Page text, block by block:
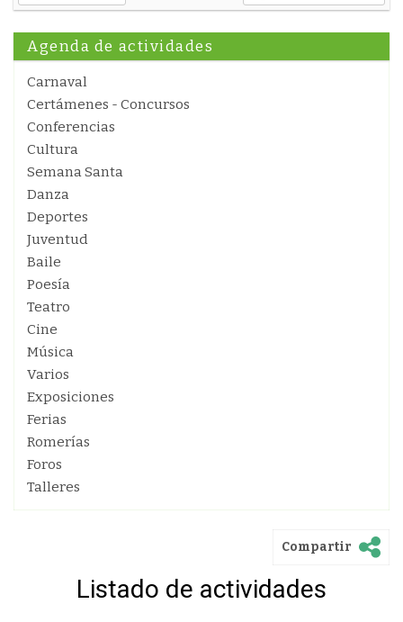
Agenda de actividades
Carnaval
Certámenes - Concursos
Conferencias
Cultura
Semana Santa
Danza
Deportes
Juventud
Baile
Poesía
Teatro
Cine
Música
Varios
Exposiciones
Ferias
Romerías
Foros
Talleres
Compartir
Listado de actividades